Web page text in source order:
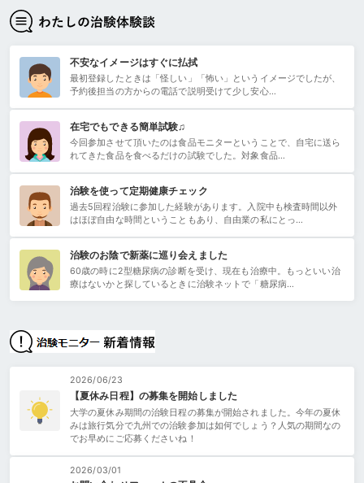
不安なイメージはすぐに払拭
最初登録したときは「怪しい」「怖い」というイメージでしたが、
予約後担当の方からの電話で説明受けて少し安心…
在宅でもできる簡単試験♫
今回参加させて頂いたのは食品モニターということで、自宅に送ら
れてきた食品を食べるだけの試験でした。対象食品…
治験を使って定期健康チェック
過去5回程治験に参加した経験があります。入院中も検査時間以外
はほぼ自由な時間ということもあり、自由業の私にとっ…
治験のお陰で新薬に巡り会えました
60歳の時に2型糖尿病の診断を受け、現在も治療中。もっといい治
療はないかと探しているときに治験ネットで「糖尿病…
2026/06/23
【夏休み日程】の募集を開始しました
大学の夏休み期間の治験日程の募集が開始されました。今年の夏休
みは旅行気分で九州での治験参加は如何でしょう？人気の期間なの
でお早めにご応募くださいね！
2026/03/01